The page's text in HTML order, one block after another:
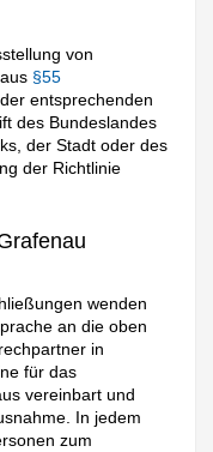
von
§55
entsprechenden
des Bundeslandes
der Stadt oder des
der Richtlinie
wenden
an die oben
in
für das
vereinbart und
In jedem
zum